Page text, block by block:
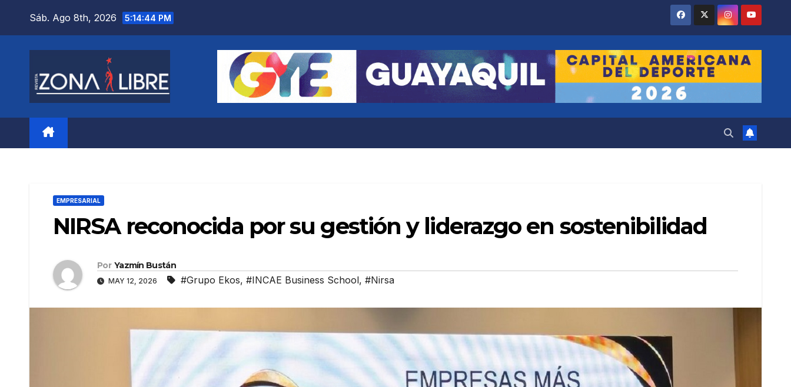
Sáb. Ago 8th, 2026 5:14:46 PM
EMPRESARIAL
NIRSA reconocida por su gestión y liderazgo en sostenibilidad
Por Yazmín Bustán
MAY 12, 2026 #Grupo Ekos, #INCAE Business School, #Nirsa